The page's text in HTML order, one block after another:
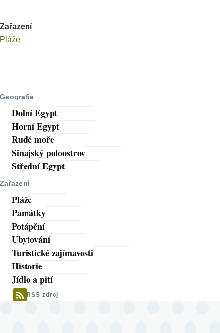
Zařazení
Pláže
Geografie
Dolní Egypt
Horní Egypt
Rudé moře
Sinajský poloostrov
Střední Egypt
Zařazení
Pláže
Památky
Potápění
Ubytování
Turistické zajímavosti
Historie
Jídlo a pití
RSS zdroj